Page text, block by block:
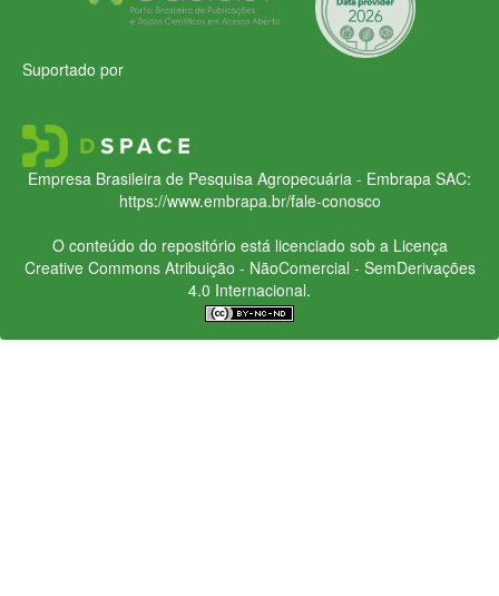
Suportado por
Empresa Brasileira de Pesquisa Agropecuária - Embrapa SAC:
https://www.embrapa.br/fale-conosco
O conteúdo do repositório está licenciado sob a Licença
Creative CommonsAtribuição - NãoComercial - SemDerivações
4.0 Internacional.